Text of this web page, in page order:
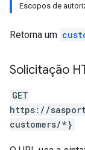
Escopos de
Retorna um
Solicitação
GET
https://
customers/*}